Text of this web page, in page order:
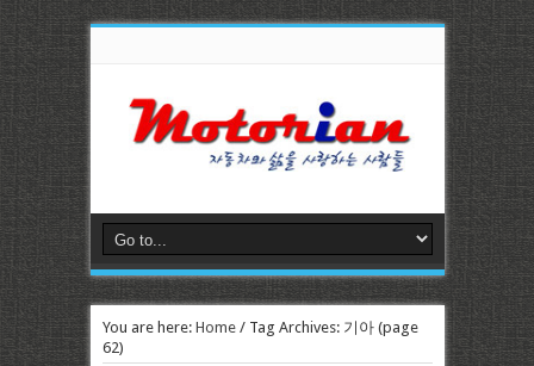
You are here: Home/ Tag Archives: 기아(page
62)